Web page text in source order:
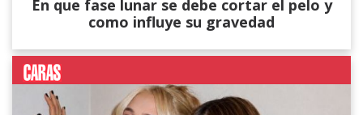
En que fase lunar se debe cortar el pelo y
como influye su gravedad